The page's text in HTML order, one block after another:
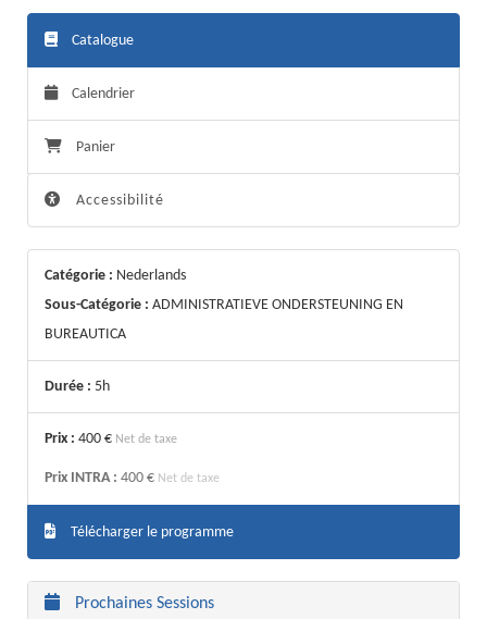
Catalogue
Calendrier
Panier
Accessibilité
Catégorie : Nederlands
Sous-Catégorie : ADMINISTRATIEVE ONDERSTEUNING EN
BUREAUTICA
Durée : 5h
Prix : 400 € Net de taxe
Prix INTRA : 400 € Net de taxe
Télécharger le programme
Prochaines Sessions